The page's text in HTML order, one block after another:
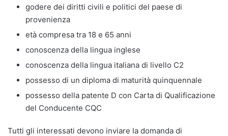
godere dei diritti civili e politici del paese di
provenienza
età compresa tra 18 e 65 anni
conoscenza della lingua inglese
conoscenza della lingua italiana di livello C2
possesso di un diploma di maturità quinquennale
possesso della patente D con Carta di Qualificazione
del Conducente CQC
Tutti gli interessati devono inviare la domanda di